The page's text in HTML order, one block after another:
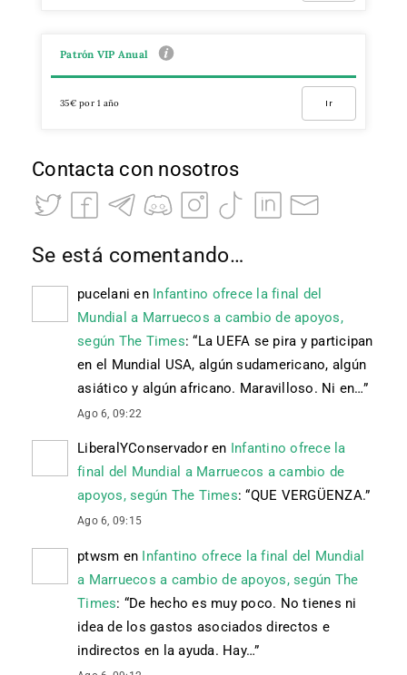
Patrón VIP Anual
35€ por 1 año Ir
Contacta con nosotros
Se está comentando…
pucelani en Infantino ofrece la final del
Mundial a Marruecos a cambio de apoyos,
según The Times: “La UEFA se pira y participan
en el Mundial USA, algún sudamericano, algún
asiático y algún africano. Maravilloso. Ni en…”
Ago 6, 09:22
LiberalYConservadoren Infantino ofrece la
final del Mundial a Marruecos a cambio de
apoyos, según The Times: “QUE VERGÜENZA.”
Ago 6, 09:15
ptwsm en Infantino ofrece la final del Mundial
a Marruecos a cambio de apoyos, según The
Times: “De hecho es muy poco. No tienes ni
idea de los gastos asociados directos e
indirectos en la ayuda. Hay…”